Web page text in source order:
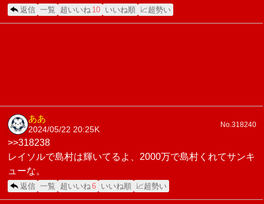
返信 一覧 超いいね 10 いいね順 📈超勢い
ああ
2024/05/22 20:25K
No.318240
>>318238
レイソルで島村は輝いてるよ、2000万で島村くれてサンキ
ューな。
返信 一覧 超いいね6 いいね順 📈超勢い